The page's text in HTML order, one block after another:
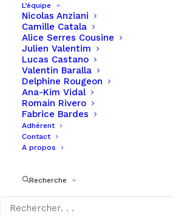
L’équipe
Nicolas Anziani
Camille Catala
Alice Serres Cousine
Julien Valentim
Lucas Castano
Valentin Baralla
Delphine Rougeon
Ana-Kim Vidal
Romain Rivero
Fabrice Bardes
Adhérent
Contact
A propos
Recherche
Soins
Page